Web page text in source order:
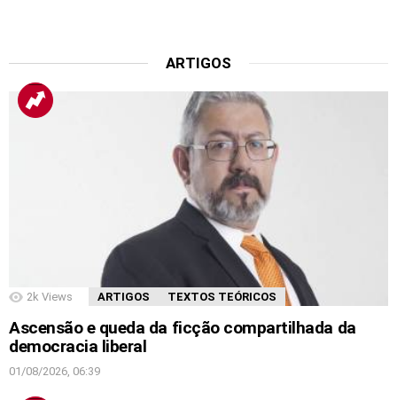
ARTIGOS
2k Views ARTIGOS TEXTOS TEÓRICOS
Ascensão e queda da ficção compartilhada da
democracia liberal
01/08/2026, 06:39